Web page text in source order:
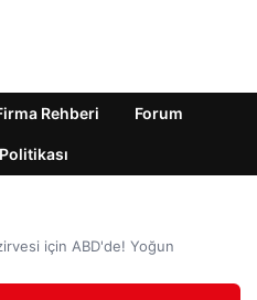
Rehberi Forum
için ABD'de! Yoğun